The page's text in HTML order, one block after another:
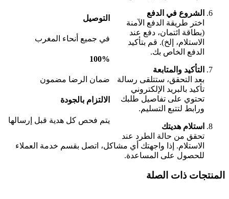
التوصيل
في جميع أنحاء المغرب
100%
ضمان الرضا مضمون
الالتزام بالجودة
يتم فحص كل هدية قبل إرسالها
الشروع في الدفع
اختر طريقة الدفع الآمنة
(بطاقة ائتمان، دفع عند
الاستلام، إلخ). قم بتأكيد
الدفع الخاص بك.
التأكيد والمتابعة
بعد التحقق، ستتلقى رسالة
تأكيد بالبريد الإلكتروني
تحتوي على تفاصيل طلبك
ورابط لتتبع التسليم.
استلام هديتك
تحقق من حالة الطرد عند
الاستلام. إذا واجهتك أي مشاكل، اتصل بقسم خدمة العملاء
للحصول على المساعدة.
المنتجات ذات الصلة